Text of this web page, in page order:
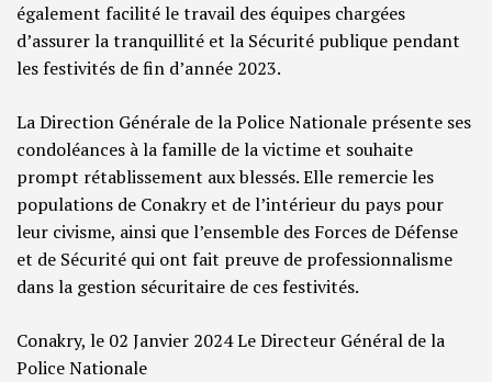
également facilité le travail des équipes chargées
d’assurer la tranquillité et la Sécurité publique pendant
les festivités de fin d’année 2023.
La Direction Générale de la Police Nationale présente ses
condoléances à la famille de la victime et souhaite
prompt rétablissement aux blessés. Elle remercie les
populations de Conakry et de l’intérieur du pays pour
leur civisme, ainsi que l’ensemble des Forces de Défense
et de Sécurité qui ont fait preuve de professionnalisme
dans la gestion sécuritaire de ces festivités.
Conakry, le 02 Janvier 2024 Le Directeur Général de la
Police Nationale